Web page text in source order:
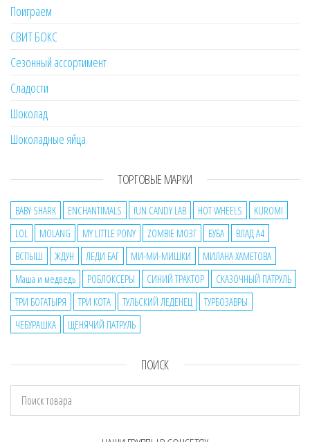
Поиграем
СВИТ БОКС
Сезонный ассортимент
Сладости
Шоколад
Шоколадные яйца
ТОРГОВЫЕ МАРКИ
BABY SHARK ENCHANTIMALS fUN CANDY LAB HOT WHEELS
KUROMI
LOL
MOLANG MY LITTLE PONY ZOMBIE МОЗГ БУБА
ВЛАД А4
ВСПЫШ
ЖДУН ЛЕДИ БАГ МИ-МИ-МИШКИ
МИЛАНА ХАМЕТОВА
Маша и медведь
РОБЛОКСЕРЫ СИНИЙ ТРАКТОР
СКАЗОЧНЫЙ ПАТРУЛЬ
ТРИ БОГАТЫРЯ
ТРИ КОТА ТУЛЬСКИЙ ЛЕДЕНЕЦ
ТУРБОЗАВРЫ
ЧЕБУРАШКА
ЩЕНЯЧИЙ ПАТРУЛЬ
ПОИСК